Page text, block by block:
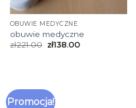
OBUWIE MEDYCZNE
obuwie medyczne
zł221.00 zł138.00
Promocja!